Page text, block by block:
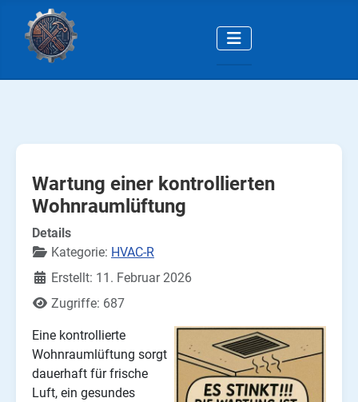
Wartung einer kontrollierten
Wohnraumlüftung
Details
Kategorie: HVAC-R
Erstellt: 11. Februar 2026
Zugriffe: 687
Eine kontrollierte
Wohnraumlüftung sorgt
dauerhaft für frische
Luft, ein gesundes